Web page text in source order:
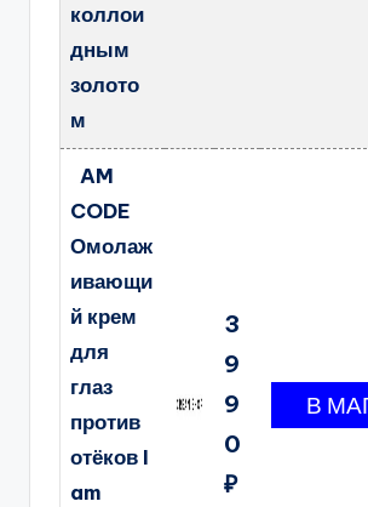
коллои
дным
золото
м
AM
CODE
Омолаж
ивающи
й крем
для
глаз
против
отёков I
am
3
9
9
0
₽